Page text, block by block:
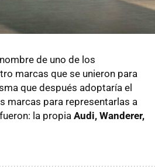
de uno de los
marcas que se unieron para
que después adoptaría el
marcas para representarlas a
la propia Audi, Wanderer,